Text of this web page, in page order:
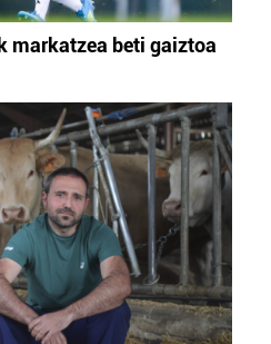
markatzea beti gaiztoa